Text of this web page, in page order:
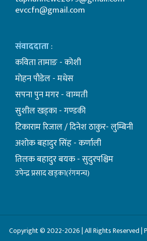
evccfn@gmail.com
संवाददाता:
कविता तामाङ - कोशी
माेहन पाैडेल - मधेस
सपना पुन मगर - वाग्मती
सुशील खड्का - गण्डकी
टिकाराम रिजाल / दिनेश ठाकुर- लुम्बिनी
अशाेक बहादुर सिंह - कर्णाली
तिलक बहादुर बयक - सुदुरपश्चिम
उपेन्द्र प्रसाद खड्का(रंगमन्च)
Copyright © 2022-2026 | All Rights Reserved |